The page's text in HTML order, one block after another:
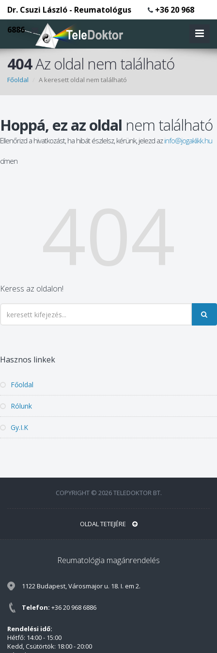
Dr. Csuzi László - Reumatológus
+36 20 968
6886
404Az oldal nem található
Főoldal A keresett oldal nem található
Hoppá, ez az oldal nem található
Ellenőrizd a hivatkozást, ha hibát észlelsz, kérünk, jelezd azinfo@jogaklikk.hu
címen
404
Keress az oldalon!
Hasznos linkek
Főoldal
Rólunk
Gy.I.K
COPYRIGHT © 2026 TELEDOKTOR BT.
OLDAL TETEJÉRE
Reumatológia magánrendelés
1122 Budapest, Városmajor u. 18. I. em 2.
Telefon: +36 20 968 6886
Rendelési idő:
Hétfő: 14:00 - 15:00
Kedd, Csütörtök: 18:00 - 20:00